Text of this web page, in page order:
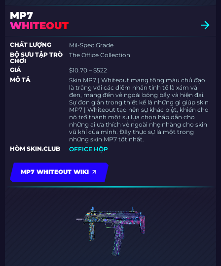
MP7
WHITEOUT
CHẤT LƯỢNG
Mil-Spec Grade
BỘ SƯU TẬP TRÒ
CHƠI
The Office Collection
GIÁ
$10.70 – $522
MÔ TẢ
Skin MP7 | Whiteout mang tông màu chủ đạo
là trắng với các điểm nhấn tinh tế là xám và
đen, mang đến vẻ ngoài bóng bẩy và hiện đại.
Sự đơn giản trong thiết kế là những gì giúp skin
MP7 | Whiteout tạo nên sự khác biệt, khiến cho
nó trở thành một sự lựa chọn hấp dẫn cho
những ai ưa thích vẻ ngoài nhẹ nhàng cho skin
vũ khí của mình. Đây thực sự là một trong
những skin MP7 tốt nhất.
HÒM SKIN.CLUB
OFFICE HỘP
MP7 WHITEOUT WIKI